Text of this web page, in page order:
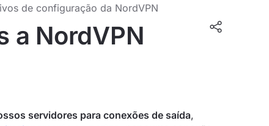
de configuração da NordVPN
a NordVPN
servidores para conexões de saída,